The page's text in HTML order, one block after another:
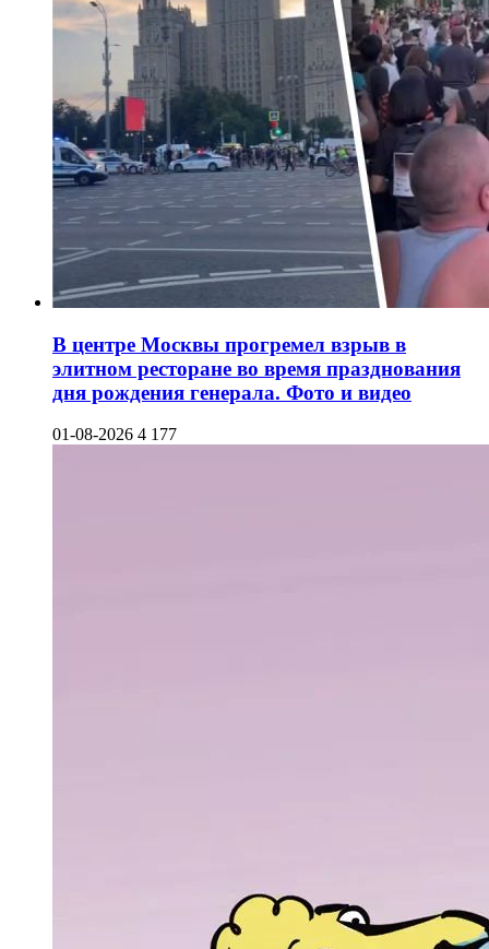
В центре Москвы прогремел взрыв в
элитном ресторане во время празднования
дня рождения генерала. Фото и видео
01-08-2026 4 177